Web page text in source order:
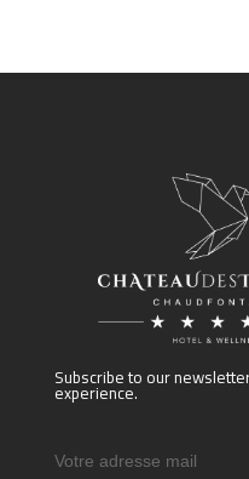
Subscribe to our
experience.